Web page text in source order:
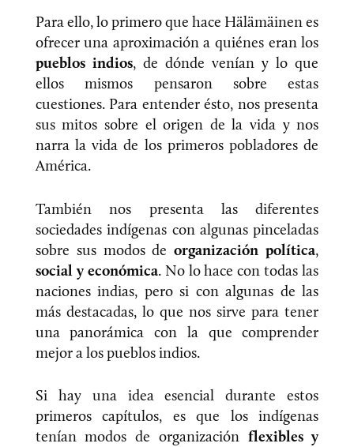
Para ello, lo primero que hace Hälämäinen es
ofrecer una aproximación a quiénes eran los
pueblos indios, de dónde venían y lo que
ellos mismos pensaron sobre estas
cuestiones. Para entender ésto, nos presenta
sus mitos sobre el origen de la vida y nos
narra la vida de los primeros pobladores de
América.
También nos presenta las diferentes
sociedades indígenas con algunas pinceladas
sobre sus modos deorganización política,
social y económica. No lo hace con todas las
naciones indias, pero si con algunas de las
más destacadas, lo que nos sirve para tener
una panorámica con la que comprender
mejor a los pueblos indios.
Si hay una idea esencial durante estos
primeros capítulos, es que los indígenas
tenían modos de organización flexibles y